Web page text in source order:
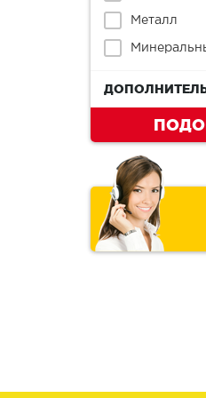
Металл